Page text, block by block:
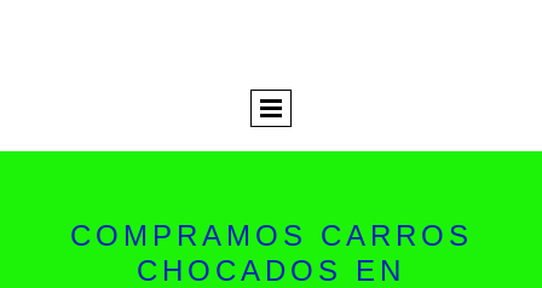
COMPRAMOS CARROS
CHOCADOS EN